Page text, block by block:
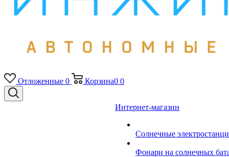
Отложенные 0 Корзина0 0
Интернет-магазин
Солнечные
Фонари на солнечных